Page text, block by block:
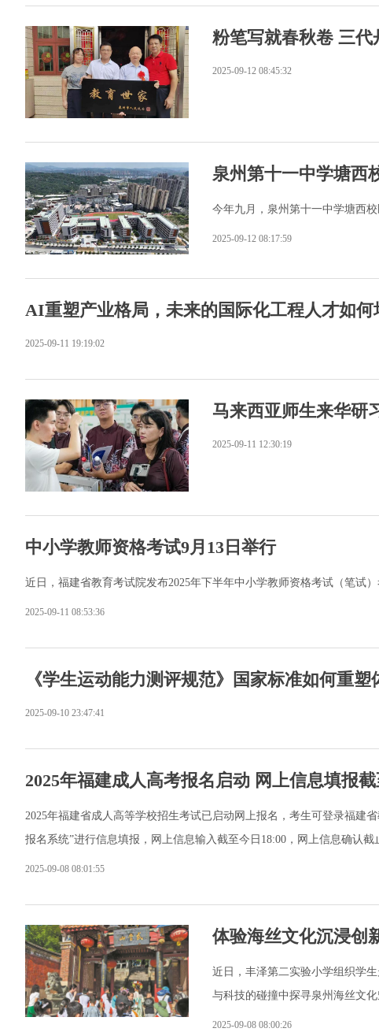
粉笔写就春秋卷 三代
2025-09-12 08:45:32
泉州第十一中学塘西
今年九月，泉州第十一中学塘西
2025-09-12 08:17:59
AI重塑产业格局，未来的国际化工程人才如何
2025-09-11 19:19:02
马来西亚师生来华研
2025-09-11 12:30:19
中小学教师资格考试9月13日举行
近日，福建省教育考试院发布2025年下半年中小学教师资格考试（笔试
2025-09-11 08:53:36
《学生运动能力测评规范》国家标准如何重塑
2025-09-10 23:47:41
2025年福建成人高考报名启动 网上信息填报截
2025年福建省成人高等学校招生考试已启动网上报名，考生可登录福建
报名系统”进行信息填报，网上信息输入截至今日18:00，网上信息确认截
2025-09-08 08:01:55
体验海丝文化沉浸创
近日，丰泽第二实验小学组织学
与科技的碰撞中探寻泉州海丝文化
2025-09-08 08:00:26